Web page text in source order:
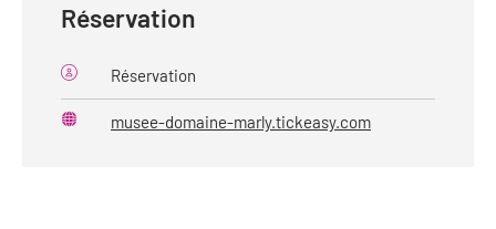
Réservation
Réservation
musee-domaine-marly.tickeasy.com